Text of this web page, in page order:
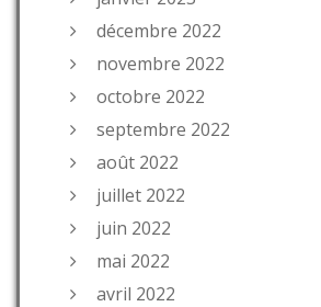
décembre 2022
novembre 2022
octobre 2022
septembre 2022
août 2022
juillet 2022
juin 2022
mai 2022
avril 2022